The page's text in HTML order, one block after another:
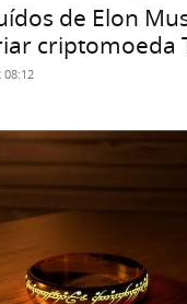
de Elon
criptomoeda
08:12